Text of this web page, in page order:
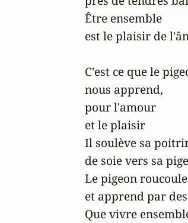
Être ensemble
est le plaisir de
C'est ce que le
nous apprend,
pour l'amour
et le plaisir
Il soulève sa
de soie vers sa
Le pigeon roucoule
et apprend par
Que vivre